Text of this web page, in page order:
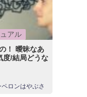
アル
！ 曖昧なあ
度/結局どうな
ロンはやぶさ